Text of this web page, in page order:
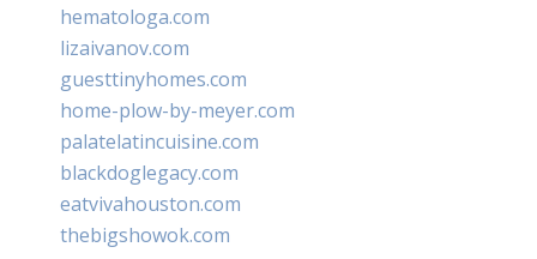
hematologa.com
lizaivanov.com
guesttinyhomes.com
home-plow-by-meyer.com
palatelatincuisine.com
blackdoglegacy.com
eatvivahouston.com
thebigshowok.com